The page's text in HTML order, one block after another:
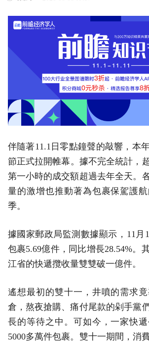
伴隨著11.1日零點鐘聲的敲響，本
節正式拉開帷幕。據不完全統計，
第一小時的成交額超過去年全天。
量的激增也推動著為包裹保駕護
季。
據國家郵政局監測數據顯示，11月
包裹5.69億件，同比增長28.54%。
江省的快遞攬收量雙雙破一億件。
遙想最初的雙十一，井噴的需求
倉，熬夜搶購、痛付尾款的剁手黨
長的等待之中。可如今，一家快
5000多萬件包裹。雙十一期間，消